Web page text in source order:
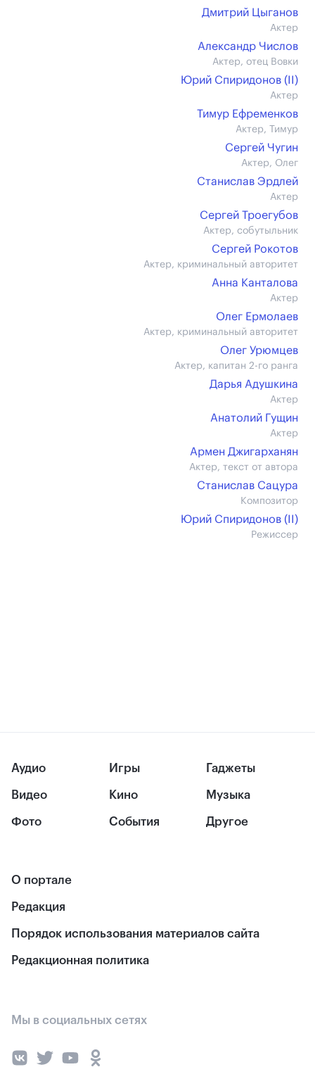
Дмитрий Цыганов
Актер
Александр Числов
Актер, отец Вовки
Юрий Спиридонов (II)
Актер
Тимур Ефременков
Актер, Тимур
Сергей Чугин
Актер, Олег
Станислав Эрдлей
Актер
Сергей Троегубов
Актер, собутыльник
Сергей Рокотов
Актер, криминальный авторитет
Анна Канталова
Актер
Олег Ермолаев
Актер, криминальный авторитет
Олег Урюмцев
Актер, капитан 2-го ранга
Дарья Адушкина
Актер
Анатолий Гущин
Актер
Армен Джигарханян
Актер, текст от автора
Станислав Сацура
Композитор
Юрий Спиридонов (II)
Режиссер
Аудио
Видео
Фото
Игры
Кино
События
Гаджеты
Музыка
Другое
О портале
Редакция
Порядок использования материалов сайта
Редакционная политика
Мы в социальных сетях